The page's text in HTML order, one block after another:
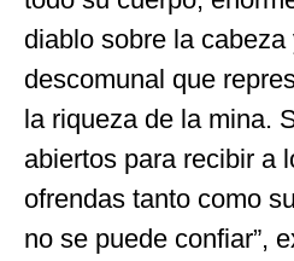
diablo sobre la cabeza
descomunal que
la riqueza de la mina.
abiertos para recibir a
ofrendas tanto como
no se puede confiar”,